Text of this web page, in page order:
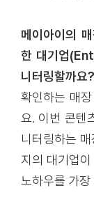
메이아이의
한 대기업
니터링할까
확인하는 매
요. 이번 콘텐
니터링하는
지의 대기업
노하우를 가장